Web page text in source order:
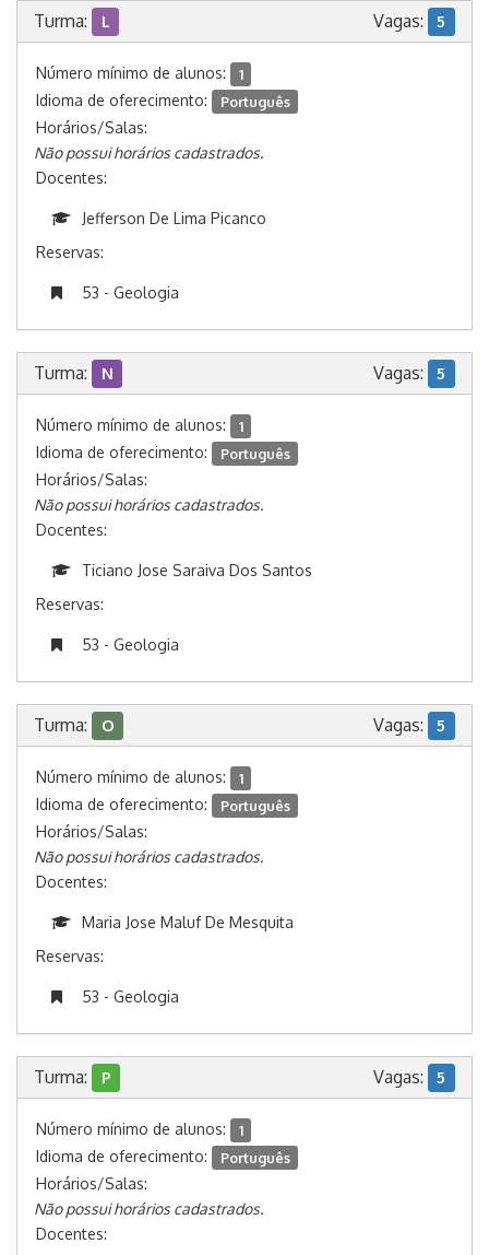
Turma: L Vagas: 5
Número mínimo de alunos: 1
Idioma de oferecimento: Português
Horários/Salas:
Não possui horários cadastrados.
Docentes:
Jefferson De Lima Picanco
Reservas:
53 - Geologia
Turma: N Vagas: 5
Número mínimo de alunos: 1
Idioma de oferecimento: Português
Horários/Salas:
Não possui horários cadastrados.
Docentes:
Ticiano Jose Saraiva Dos Santos
Reservas:
53 - Geologia
Turma: O Vagas: 5
Número mínimo de alunos: 1
Idioma de oferecimento: Português
Horários/Salas:
Não possui horários cadastrados.
Docentes:
Maria Jose Maluf De Mesquita
Reservas:
53 - Geologia
Turma: P Vagas: 5
Número mínimo de alunos: 1
Idioma de oferecimento: Português
Horários/Salas:
Não possui horários cadastrados.
Docentes: